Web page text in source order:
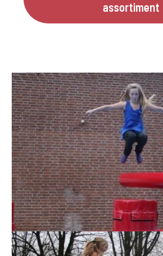
assortiment